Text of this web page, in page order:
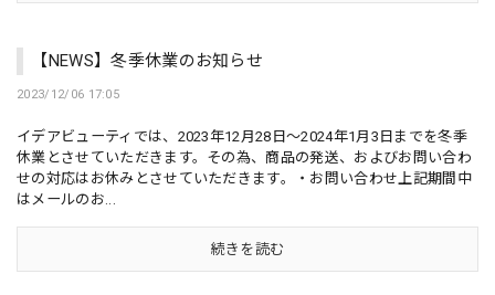
【NEWS】冬季休業のお知らせ
2023/12/06 17:05
イデアビューティでは、2023年12月28日～2024年1月3日までを冬季
休業とさせていただきます。その為、商品の発送、およびお問い合わ
せの対応はお休みとさせていただきます。・お問い合わせ上記期間中
はメールのお...
続きを読む